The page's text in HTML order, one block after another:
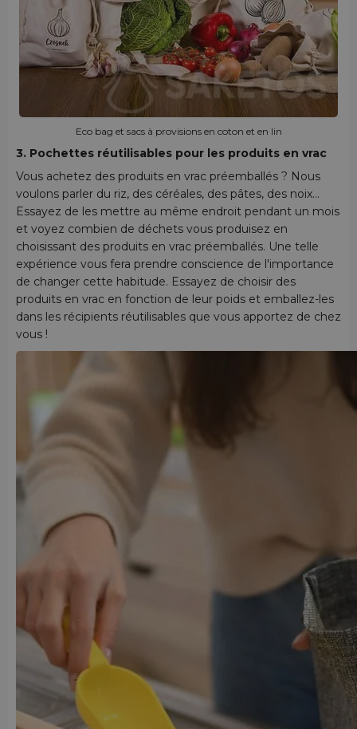
Eco bag et sacs à provisions en coton et en lin
3. Pochettes réutilisables pour les produits en vrac
Vous achetez des produits en vrac préemballés ? Nous
voulons parler du riz, des céréales, des pâtes, des noix...
Essayez de les mettre au même endroit pendant un mois
et voyez combien de déchets vous produisez en
choisissant des produits en vrac préemballés. Une telle
expérience vous fera prendre conscience de l'importance
de changer cette habitude. Essayez de choisir des
produits en vrac en fonction de leur poids et emballez-les
dans les récipients réutilisables que vous apportez de chez
vous !